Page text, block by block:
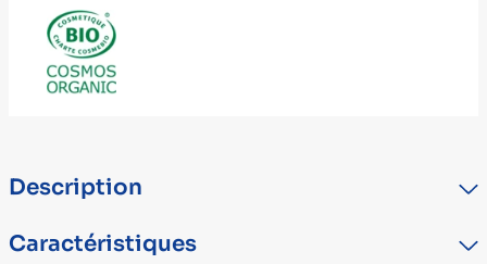
Description
du dessèchement créé une barrière de protection cutanée tout
Caractéristiques